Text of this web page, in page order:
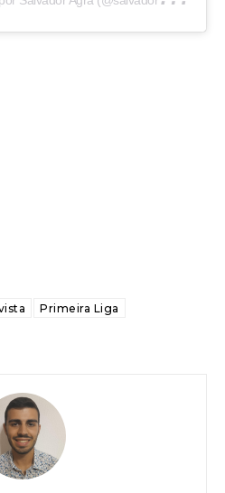
Primeira Liga